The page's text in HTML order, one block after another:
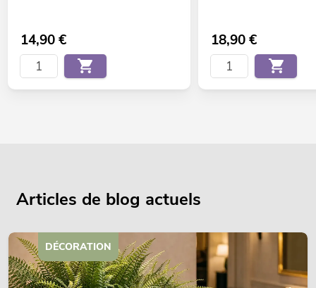
14,90€ 18,90€
Articles de blog actuels
DÉCORATION